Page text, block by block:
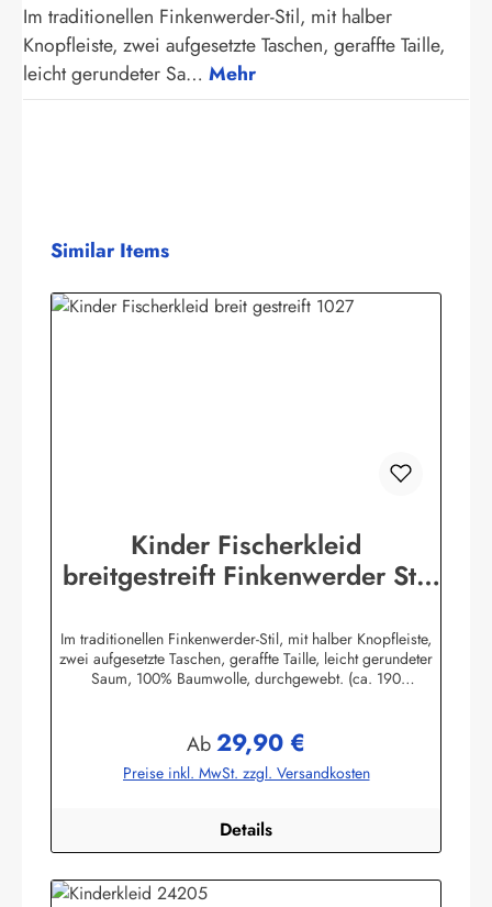
Im traditionellen Finkenwerder-Stil, mit halber
Knopfleiste, zwei aufgesetzte Taschen, geraffte Taille,
leicht gerundeter Sa… Mehr
Produktgalerie überspringen
Similar Items
Kinder Fischerkleid
breitgestreift Finkenwerder Stil
Im traditionellen Finkenwerder-Stil, mit halber Knopfleiste,
zwei aufgesetzte Taschen, geraffte Taille, leicht gerundeter
Saum, 100% Baumwolle, durchgewebt. (ca. 190
bekleidung.de
Regulärer Preis:
Ab29,90 €
Preise inkl. MwSt. zzgl. Versandkosten
Details